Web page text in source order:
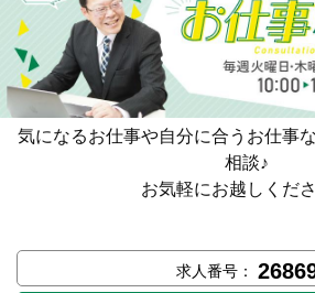
気になるお仕事や自分に合うお仕事
相談♪
お気軽にお越しくだ
求人番号：